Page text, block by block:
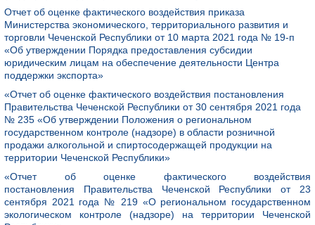
Отчет об оценке фактического воздействия приказа
Министерства экономического, территориального развития и
торговли Чеченской Республики от 10 марта 2021 года № 19-п
«Об утверждении Порядка предоставления субсидии
юридическим лицам на обеспечение деятельности Центра
поддержки экспорта»
«Отчет об оценке фактического воздействия постановления
Правительства Чеченской Республики от 30 сентября 2021 года
№ 235 «Об утверждении Положения о региональном
государственном контроле (надзоре) в области розничной
продажи алкогольной и спиртосодержащей продукции на
территории Чеченской Республики»
«Отчет об оценке фактического воздействия
постановления Правительства Чеченской Республики от 23
сентября 2021 года № 219 «О региональном государственном
экологическом контроле (надзоре) на территории Чеченской